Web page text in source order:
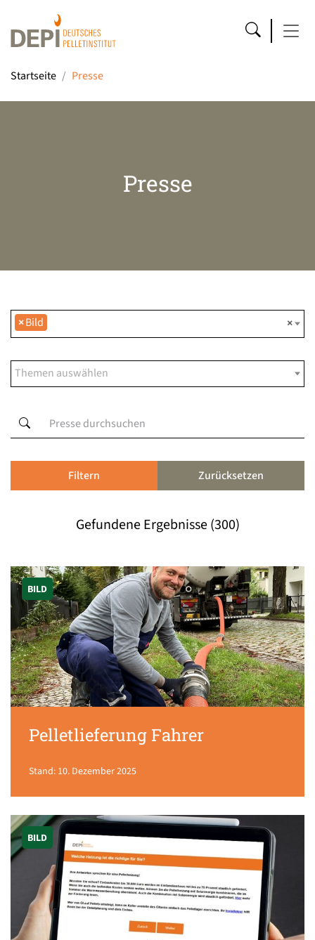
Startseite Presse
Presse
×
×Bild
Filtern Zurücksetzen
Gefundene Ergebnisse (300)
BILD
Pelletlieferung Fahrer
Stand: 10. Dezember 2025
BILD